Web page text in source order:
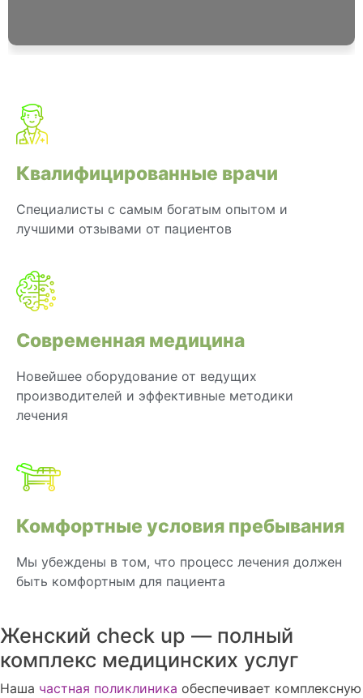
Квалифицированные врачи
Специалисты с самым богатым опытом и
лучшими отзывами от пациентов
Современная медицина
Новейшее оборудование от ведущих
производителей и эффективные методики
лечения
Комфортные условия пребывания
Мы убеждены в том, что процесс лечения должен
быть комфортным для пациента
Женский check up — полный
комплекс медицинских услуг
Наша частная поликлиника обеспечивает комплексную